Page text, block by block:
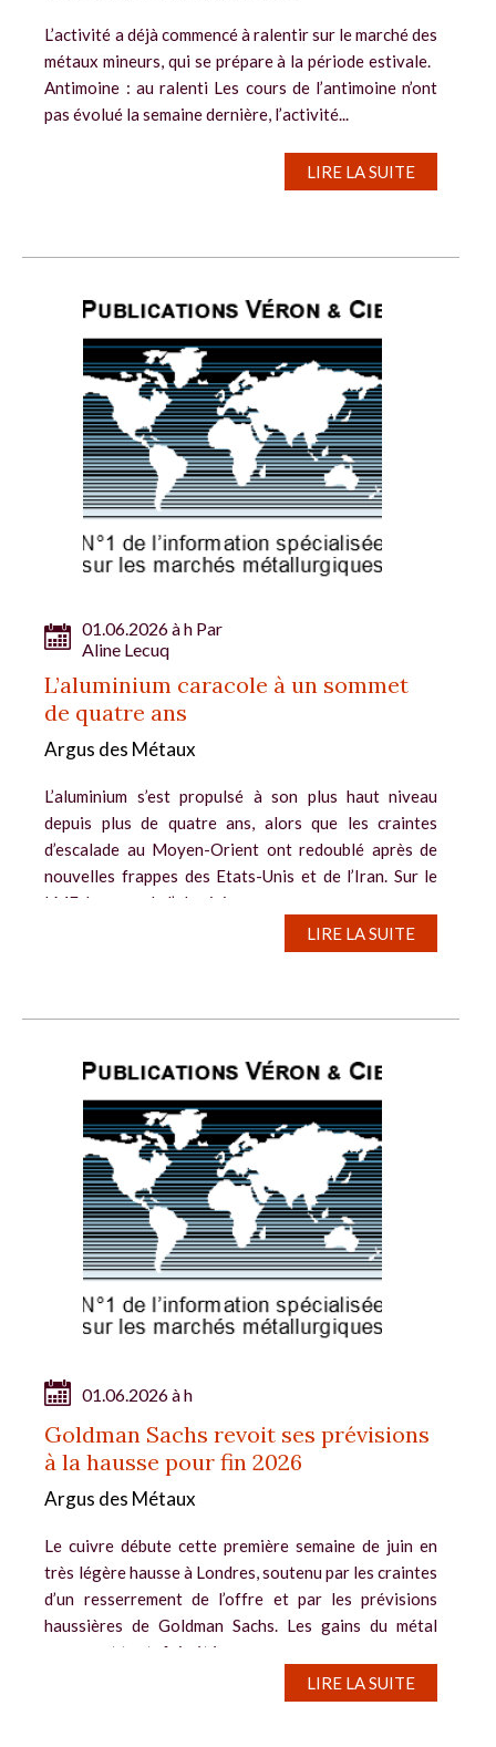
L’activité a déjà commencé à ralentir sur le marché des
métaux mineurs, qui se prépare à la période estivale.
Antimoine : au ralenti Les cours de l’antimoine n’ont
pas évolué la semaine dernière, l’activité...
LIRE LA SUITE
01.06.2026 à h Par
Aline Lecuq
L’aluminium caracole à un sommet
de quatre ans
Argus des Métaux
L’aluminium s’est propulsé à son plus haut niveau
depuis plus de quatre ans, alors que les craintes
d’escalade au Moyen-Orient ont redoublé après de
nouvelles frappes des Etats-Unis et de l’Iran. Sur le
LME, le cours de l’aluminium...
LIRE LA SUITE
01.06.2026 à h
Goldman Sachs revoit ses prévisions
à la hausse pour fin 2026
Argus des Métaux
Le cuivre débute cette première semaine de juin en
très légère hausse à Londres, soutenu par les craintes
d’un resserrement de l’offre et par les prévisions
haussières de Goldman Sachs. Les gains du métal
rouge ont toutefois été...
LIRE LA SUITE